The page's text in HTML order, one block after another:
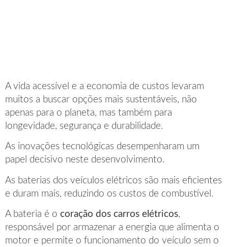
A vida acessível e a economia de custos levaram
muitos a buscar opções mais sustentáveis, não
apenas para o planeta, mas também para
longevidade, segurança e durabilidade.
As inovações tecnológicas desempenharam um
papel decisivo neste desenvolvimento.
As baterias dos veículos elétricos são mais eficientes
e duram mais, reduzindo os custos de combustível.
A bateria é o coração dos carros elétricos,
responsável por armazenar a energia que alimenta o
motor e permite o funcionamento do veículo sem o